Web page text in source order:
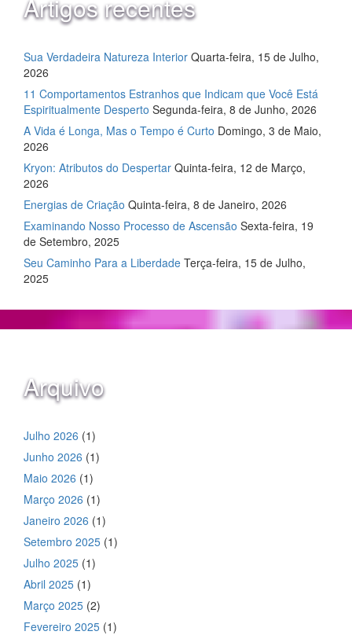
Artigos recentes
Sua Verdadeira Natureza Interior Quarta-feira, 15 de Julho,
2026
11 Comportamentos Estranhos que Indicam que Você Está
Espiritualmente Desperto Segunda-feira, 8 de Junho, 2026
A Vida é Longa, Mas o Tempo é Curto Domingo, 3 de Maio,
2026
Kryon: Atributos do Despertar Quinta-feira, 12 de Março,
2026
Energias de Criação Quinta-feira, 8 de Janeiro, 2026
Examinando Nosso Processo de Ascensão Sexta-feira, 19
de Setembro, 2025
Seu Caminho Para a Liberdade Terça-feira, 15 de Julho,
2025
Arquivo
Julho 2026 (1)
Junho 2026 (1)
Maio 2026 (1)
Março 2026 (1)
Janeiro 2026 (1)
Setembro 2025 (1)
Julho 2025 (1)
Abril 2025 (1)
Março 2025 (2)
Fevereiro 2025 (1)